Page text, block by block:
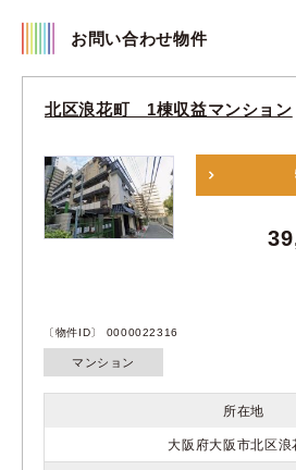
お問い合わせ物件
北区浪花町 1棟収益マンション
〔物件ID〕 0000022316
マンション
所在地
大阪府大阪市北区浪